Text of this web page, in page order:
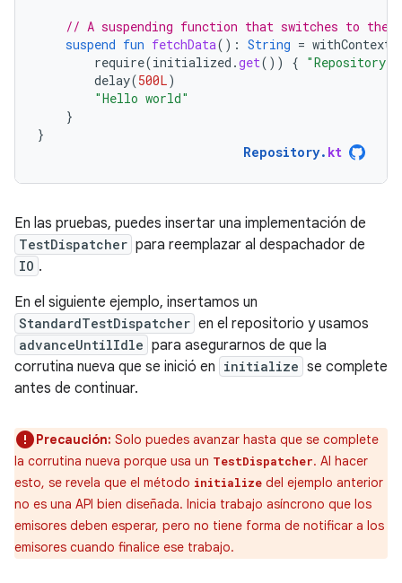
// A suspending function that switches to the
suspend fun fetchData(): String = withContext
require(initialized .get()) {
delay(500L)
"Hello world"
}
}
Repository. kt
En las pruebas, puedes insertar una implementación de
TestDispatcher para reemplazar al despachador de
IO .
En el siguiente ejemplo, insertamos un
StandardTestDispatcher en el repositorio y usamos
advanceUntilIdle para asegurarnos de que la
corrutina nueva que se inició en initialize se complete
antes de continuar.
Precaución: Solo puedes avanzar hasta que se complete
la corrutina nueva porque usa un TestDispatcher. Al hacer
esto, se revela que el método initialize del ejemplo anterior
no es una API bien diseñada. Inicia trabajo asíncrono que los
emisores deben esperar, pero no tiene forma de notificar a los
emisores cuando finalice ese trabajo.